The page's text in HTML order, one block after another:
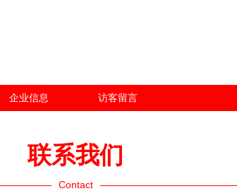
企业信息 访客留言
联系我们
Contact